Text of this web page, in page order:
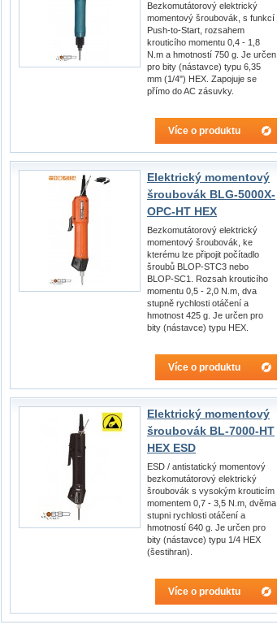
Bezkomutátorový elektrický
momentový šroubovák, s funkcí
Push-to-Start, rozsahem
krouticího momentu 0,4 - 1,8
N.m a hmotností 750 g. Je určen
pro bity (nástavce) typu 6,35
mm (1/4") HEX. Zapojuje se
přímo do AC zásuvky.
Více o produktu
Elektrický momentový
šroubovák BLG-5000X-
OPC-HT HEX
Bezkomutátorový elektrický
momentový šroubovák, ke
kterému lze připojit počítadlo
šroubů BLOP-STC3 nebo
BLOP-SC1. Rozsah krouticího
momentu 0,5 - 2,0 N.m, dva
stupně rychlosti otáčení a
hmotnost 425 g. Je určen pro
bity (nástavce) typu HEX.
Více o produktu
Elektrický momentový
šroubovák BL-7000-HT
HEX ESD
ESD / antistatický momentový
bezkomutátorový elektrický
šroubovák s vysokým krouticím
momentem 0,7 - 3,5 N.m, dvěma
stupni rychlosti otáčení a
hmotností 640 g. Je určen pro
bity (nástavce) typu 1/4 HEX
(šestihran).
Více o produktu